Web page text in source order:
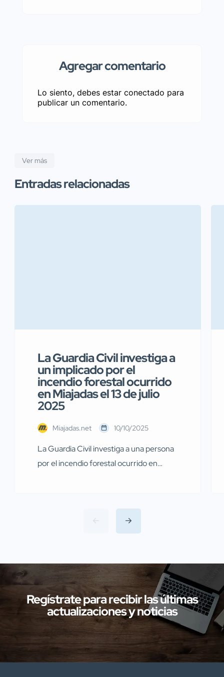
Agregar comentario
Lo siento, debes estar conectado para
publicar un comentario.
Ver más
Entradas relacionadas
La Guardia Civil investiga a
un implicado por el
incendio forestal ocurrido
en Miajadas el 13 de julio
2025
Miajadas.net 10/10/2025
La Guardia Civil investiga a una persona
por el incendio forestal ocurrido en
Servicio de Protección de la Naturaleza
(SEPRONA) de la Comandancia de
Cáceres han llevado a cabo
de la provincia de Cáceres relacionadas
con presuntos delitos […]
Regístrate para recibir las últimas
actualizaciones y noticias